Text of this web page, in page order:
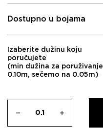
Dostupno u bojama
Izaberite dužinu koju
poručujete
(min dužina za poruživanje
0.10m, sečemo na 0.05m)